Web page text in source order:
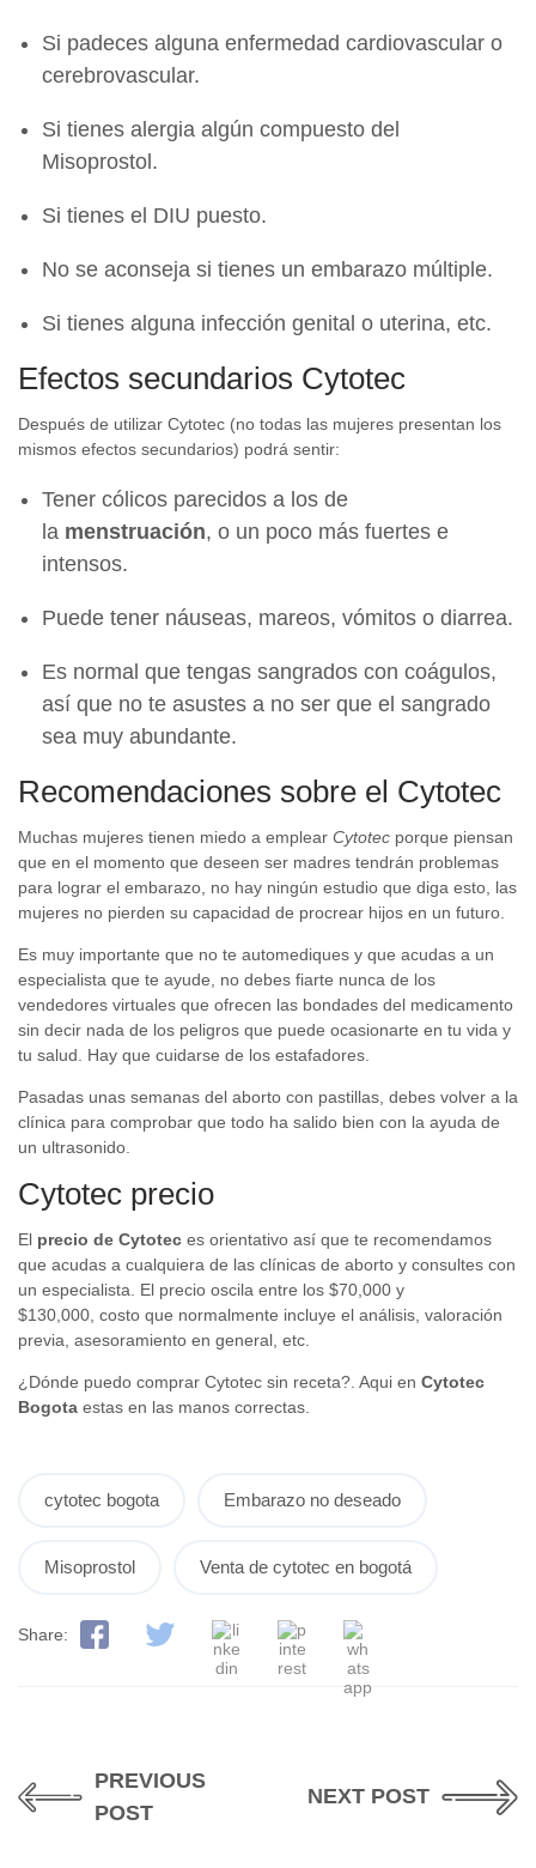
Si padeces alguna enfermedad cardiovascular o
cerebrovascular.
Si tienes alergia algún compuesto del
Misoprostol.
Si tienes el DIU puesto.
No se aconseja si tienes un embarazo múltiple.
Si tienes alguna infección genital o uterina, etc.
Efectos secundarios Cytotec
Después de utilizar Cytotec (no todas las mujeres presentan los
mismos efectos secundarios) podrá sentir:
Tener cólicos parecidos a los de
la menstruación, o un poco más fuertes e
intensos.
Puede tener náuseas, mareos, vómitos o diarrea.
Es normal que tengas sangrados con coágulos,
así que no te asustes a no ser que el sangrado
sea muy abundante.
Recomendaciones sobre el Cytotec
Muchas mujeres tienen miedo a emplear Cytotec porque piensan
que en el momento que deseen ser madres tendrán problemas
para lograr el embarazo, no hay ningún estudio que diga esto, las
mujeres no pierden su capacidad de procrear hijos en un futuro.
Es muy importante que no te automediques y que acudas a un
especialista que te ayude, no debes fiarte nunca de los
vendedores virtuales que ofrecen las bondades del medicamento
sin decir nada de los peligros que puede ocasionarte en tu vida y
tu salud. Hay que cuidarse de los estafadores.
Pasadas unas semanas del aborto con pastillas, debes volver a la
clínica para comprobar que todo ha salido bien con la ayuda de
un ultrasonido.
Cytotec precio
El precio de Cytotec es orientativo así que te recomendamos
que acudas a cualquiera de las clínicas de aborto y consultes con
un especialista. El precio oscila entre los $70,000 y
$130,000, costo que normalmente incluye el análisis, valoración
previa, asesoramiento en general, etc.
¿Dónde puedo comprar Cytotec sin receta?. Aqui en Cytotec
Bogota estas en las manos correctas.
cytotec bogota Embarazo no deseado
Misoprostol Venta de cytotec en bogotá
Share:
PREVIOUS
POST
NEXT POST